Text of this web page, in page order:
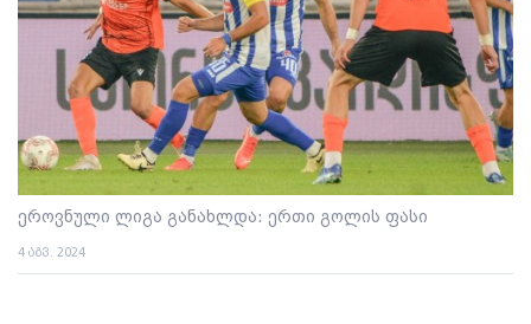
ეროვნული ლიგა განახლდა: ერთი გოლის ფასი
4 აგვ. 2024